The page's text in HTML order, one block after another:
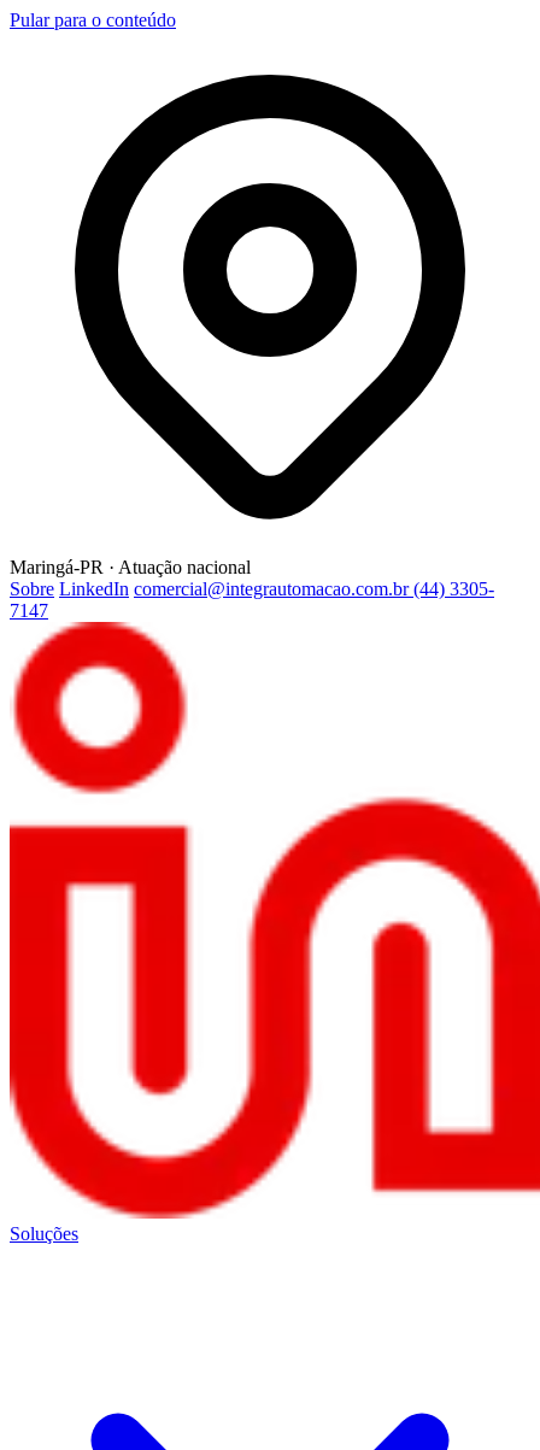
Pular para o conteúdo
Maringá-PR · Atuação nacional
Sobre LinkedIn comercial@integrautomacao.com.br(44) 3305-
7147
Soluções